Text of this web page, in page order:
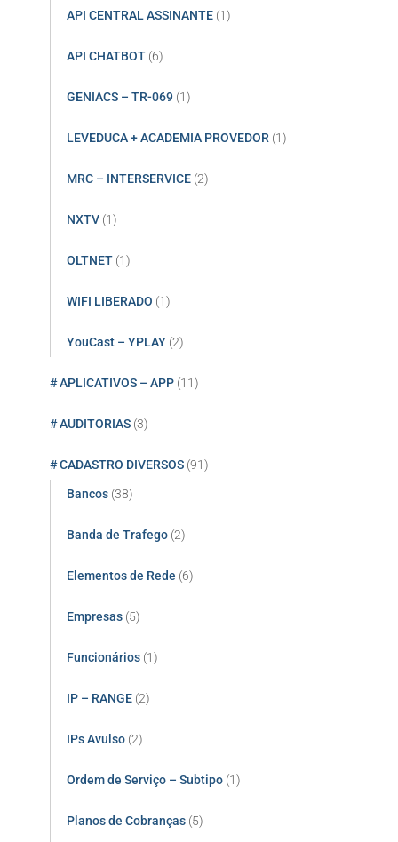
API CENTRAL ASSINANTE (1)
API CHATBOT (6)
GENIACS – TR-069 (1)
LEVEDUCA + ACADEMIA PROVEDOR (1)
MRC – INTERSERVICE (2)
NXTV (1)
OLTNET (1)
WIFI LIBERADO (1)
YouCast – YPLAY (2)
# APLICATIVOS – APP (11)
# AUDITORIAS (3)
# CADASTRO DIVERSOS (91)
Bancos (38)
Banda de Trafego (2)
Elementos de Rede (6)
Empresas (5)
Funcionários (1)
IP – RANGE (2)
IPs Avulso (2)
Ordem de Serviço – Subtipo (1)
Planos de Cobranças (5)